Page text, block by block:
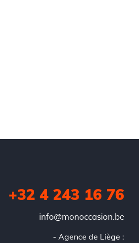
+32 4 243 16 76
info@monoccasion.be
- Agence de Liège :